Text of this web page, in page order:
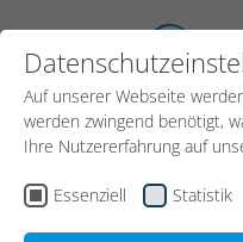
Kontakt
Start Meldung
Auf unserer Webseite
werden zwingend benötigt,
Ihre Nutzererfahrung auf
Essenziell Statistik